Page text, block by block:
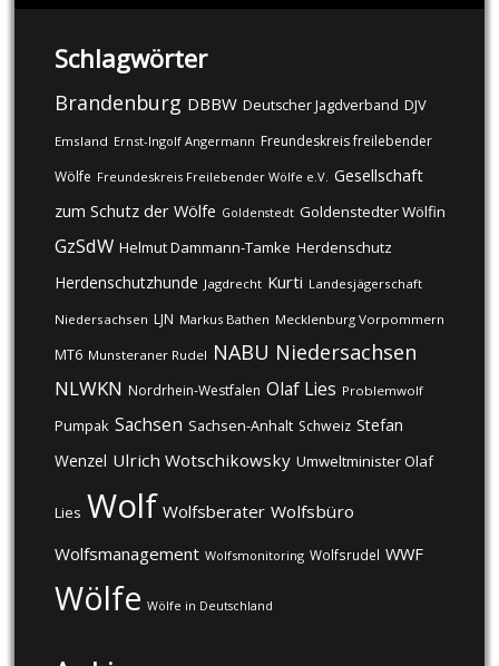
Schlagwörter
Brandenburg DBBW Deutscher Jagdverband DJV
Emsland Ernst-Ingolf Angermann Freundeskreis freilebender
Wölfe Freundeskreis Freilebender Wölfe e.V. Gesellschaft
zum Schutz der Wölfe Goldenstedt Goldenstedter Wölfin
GzSdW Helmut Dammann-Tamke Herdenschutz
Herdenschutzhunde Jagdrecht Kurti Landesjägerschaft
Niedersachsen LJN Markus Bathen Mecklenburg Vorpommern
MT6 Munsteraner Rudel NABU Niedersachsen
NLWKN Nordrhein-Westfalen Olaf Lies Problemwolf
Pumpak Sachsen Sachsen-Anhalt Schweiz Stefan
Wenzel Ulrich Wotschikowsky Umweltminister Olaf
Lies Wolf Wolfsberater Wolfsbüro
Wolfsmanagement Wolfsmonitoring Wolfsrudel WWF
Wölfe Wölfe in Deutschland